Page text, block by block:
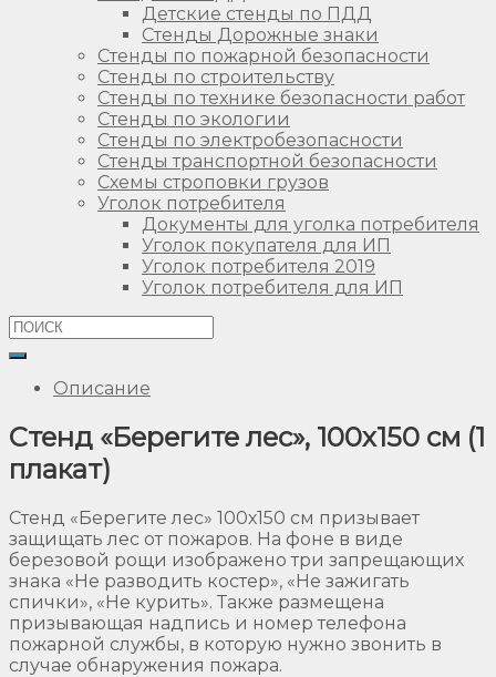
Детские стенды по ПДД
Стенды Дорожные знаки
Стенды по пожарной безопасности
Стенды по строительству
Стенды по технике безопасности работ
Стенды по экологии
Стенды по электробезопасности
Стенды транспортной безопасности
Схемы строповки грузов
Уголок потребителя
Документы для уголка потребителя
Уголок покупателя для ИП
Уголок потребителя 2019
Уголок потребителя для ИП
Описание
Стенд «Берегите лес», 100х150 см (1
плакат)
Стенд «Берегите лес» 100х150 см призывает
защищать лес от пожаров. На фоне в виде
березовой рощи изображено три запрещающих
знака «Не разводить костер», «Не зажигать
спички», «Не курить». Также размещена
призывающая надпись и номер телефона
пожарной службы, в которую нужно звонить в
случае обнаружения пожара.